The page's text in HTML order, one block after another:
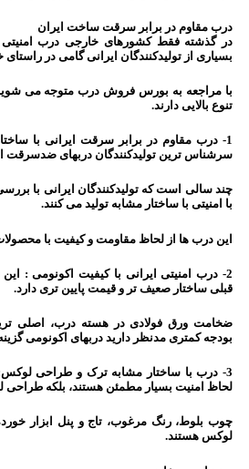
درب مقاوم در برابر سرقت ساخت ایران
در گذشته فقط کشورهای خارجی درب امنیتی
بسیاری از تولیدکنندگان ایرانی گامی در راستای
با مراجعه به بورس فروش درب متوجه می
تنوع بالایی دارند.
1- درب مقاوم در برابر سرقت ایرانی با
سرشناس ترین تولیدکنندگان دربهای
چند سالی است که تولیدکنندگان ایرانی با
با امنیتی با ساختار مشابه تولید می کنند.
این درب ها از لحاظ مقاومت و کیفیت با
2- درب امنیتی ایرانی با کیفیت اکونومی :
قبلی ساختار صعیف تر و قیمت پایین تری دارد.
ضخامت ورق فولادی در هسته درب، اصلی
بودجه کمتری مدنظر دارید دربهای اکونومی
3- درب با ساختار مشابه ترک و طراحی لوکس:
لحاظ امنیت بسیار مطمئن هستند، بلکه طراحی
چوب بلوط، رنگ مرغوب، تاج و پنل ابزار
لوکس هستند.